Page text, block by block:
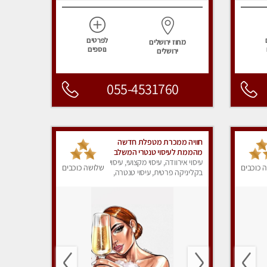
מחוז ירושלים
ירושלים
לפרטים
נוספים
055-4531760
כוכבים
חוויה ממכרת מטפלת חדשה
מהממת לעיסוי טנטרי המשלב
בתוכו טכניקות רבות מעולם
המזרח
עיסוי אירוודה, עיסוי מקצועי, עיסוי
בקליניקה פרטית, עיסוי טנטרה,
שלושה כוכבים